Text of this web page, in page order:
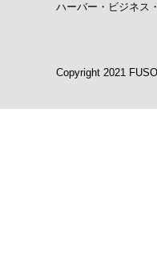
ハーバー・ビジネス
Copyright 2021